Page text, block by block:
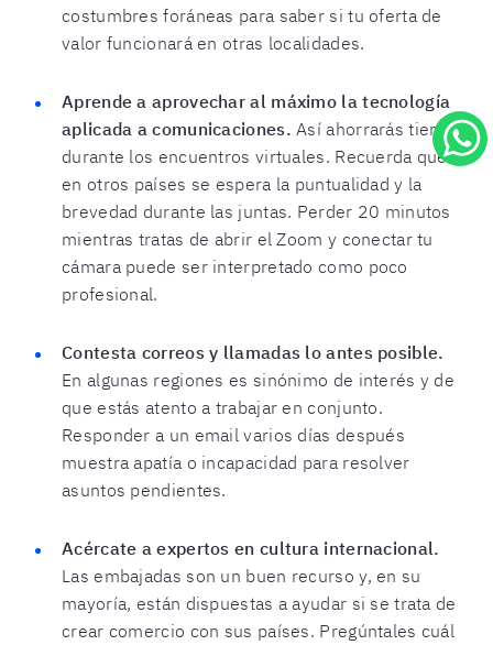
costumbres foráneas para saber si tu oferta de
valor funcionará en otras localidades.
Aprende a aprovechar al máximo la tecnología
aplicada a comunicaciones. Así ahorrarás tiempo
durante los encuentros virtuales. Recuerda que
en otros países se espera la puntualidad y la
brevedad durante las juntas. Perder 20 minutos
mientras tratas de abrir el Zoom y conectar tu
cámara puede ser interpretado como poco
profesional.
Contesta correos y llamadas lo antes posible.
En algunas regiones es sinónimo de interés y de
que estás atento a trabajar en conjunto.
Responder a un email varios días después
muestra apatía o incapacidad para resolver
asuntos pendientes.
Acércate a expertos en cultura internacional.
Las embajadas son un buen recurso y, en su
mayoría, están dispuestas a ayudar si se trata de
crear comercio con sus países. Pregúntales cuál